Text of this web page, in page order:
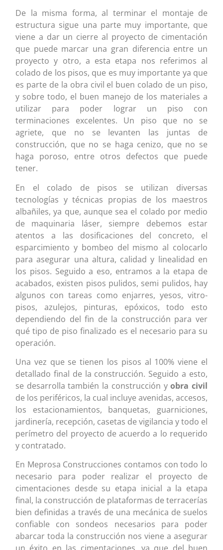
De la misma forma, al terminar el montaje de
estructura sigue una parte muy importante, que
viene a dar un cierre al proyecto de cimentación
que puede marcar una gran diferencia entre un
proyecto y otro, a esta etapa nos referimos al
colado de los pisos, que es muy importante ya que
es parte de la obra civil el buen colado de un piso,
y sobre todo, el buen manejo de los materiales a
utilizar para poder lograr un piso con
terminaciones excelentes. Un piso que no se
agriete, que no se levanten las juntas de
construcción, que no se haga cenizo, que no se
haga poroso, entre otros defectos que puede
tener.
En el colado de pisos se utilizan diversas
tecnologías y técnicas propias de los maestros
albañiles, ya que, aunque sea el colado por medio
de maquinaria láser, siempre debemos estar
atentos a las dosificaciones del concreto, el
esparcimiento y bombeo del mismo al colocarlo
para asegurar una altura, calidad y linealidad en
los pisos. Seguido a eso, entramos a la etapa de
acabados, existen pisos pulidos, semi pulidos, hay
algunos con tareas como enjarres, yesos, vitro-
pisos, azulejos, pinturas, epóxicos, todo esto
dependiendo del fin de la construcción para ver
qué tipo de piso finalizado es el necesario para su
operación.
Una vez que se tienen los pisos al 100% viene el
detallado final de la construcción. Seguido a esto,
se desarrolla también la construcción yobra civil
de los periféricos, la cual incluye avenidas, accesos,
los estacionamientos, banquetas, guarniciones,
jardinería, recepción, casetas de vigilancia y todo el
perímetro del proyecto de acuerdo a lo requerido
y contratado.
En Meprosa Construcciones contamos con todo lo
necesario para poder realizar el proyecto de
cimentaciones desde su etapa inicial a la etapa
final, la construcción de plataformas de terracerías
bien definidas a través de una mecánica de suelos
confiable con sondeos necesarios para poder
abarcar toda la construcción nos viene a asegurar